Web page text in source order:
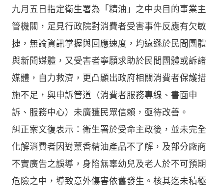
九月五日指定衛生署為「精油」之中央目的事業主
管機關，足見行政院對消費者受害事件反應有欠敏
捷，無論資訊掌握與回應速度，均遠遜於民間團體
與新聞媒體，又受害者寧願求助於民間團體或訴諸
媒體，自力救濟，更凸顯出政府相關消費者保護措
施不足，與申訴管道（消費者服務專線、書面申
訴、服務中心）未廣獲民眾信賴，亟待改善。
糾正案文復表示：衛生署於受命主政後，並未完全
化解消費者因對薰香精油產品不了解，及部分廠商
不實廣告之誤導，身陷無辜幼兒及老人於不可預期
危險之中，導致意外傷害依舊發生。核其迄未積極